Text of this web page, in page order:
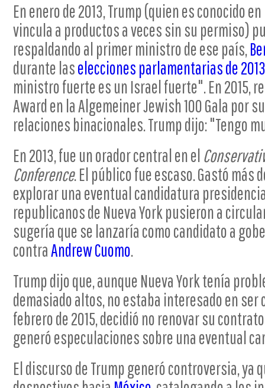
En enero de 2013, Trump (quien es conocido en
vincula a productos a veces sin su permiso)
respaldando al primer ministro de ese país,
durante laselecciones parlamentarias de 2013
ministro fuerte es un Israel fuerte". En 2015,
Award en la Algemeiner Jewish 100 Gala por
relaciones binacionales. Trump dijo: "Tengo
En 2013, fue un orador central en el
Conference. El público fue escaso. Gastó más
explorar una eventual candidatura
republicanos de Nueva York pusieron a
sugería que se lanzaría como candidato a
contra Andrew Cuomo.
Trump dijo que, aunque Nueva York tenía
demasiado altos, no estaba interesado en ser
febrero de 2015, decidió no renovar su
generó especulaciones sobre una eventual
El discurso de Trump generó controversia, ya